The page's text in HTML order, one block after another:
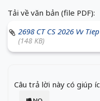
Tải về văn bản (file PDF):
2698 CT CS 2026 Vv
(148 KB)
Câu trả lời này có giúp